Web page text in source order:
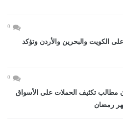
0
الكويت والبحرين والأردن وتؤكد
0
مطالب تكثيف الحملات على الأسواق
رمضان